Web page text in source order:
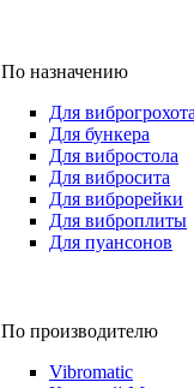
По назначению
Для виброгрохота
Для бункера
Для вибростола
Для вибросита
Для виброрейки
Для виброплиты
Для пуансонов
По производителю
Vibromatic